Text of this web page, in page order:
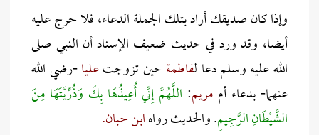
وإذا كان صديقك أراد بتلك الجملة الدعاء، فلا حرج عليه
أيضا، وقد ورد في حديث ضعيف الإسناد أن النبي صلى
الله عليه وسلم دعا لفاطمةحين تزوجتعليا-رضي الله
عنهما- بدعاء أممريم: اللَّهُمَّ إِنِّي أُعِيذُهَا بِكَ وَذُرِّيَّتَهَا مِنَ
الشَّيْطَانِ الرَّجِيمِ. والحديث رواهابن حبان.